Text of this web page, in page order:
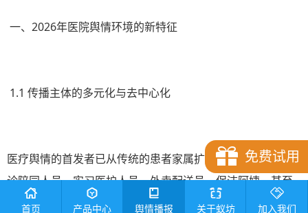
一、2026年医院舆情环境的新特征
1.1 传播主体的多元化与去中心化
医疗舆情的首发者已从传统的患者家属扩展至多元主体：就
诊陪同人员、实习医护人员、外卖配送员、保洁阿姨、甚至
AI生成的虚拟账号都可能成为"爆点"制造者。短视频平台
免费试用
首页 产品中心 舆情播报 关于蚁坊 加入我们